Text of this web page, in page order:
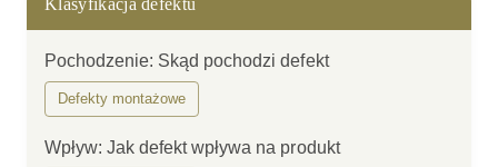
Klasyfikacja defektu
Pochodzenie: Skąd pochodzi defekt
Defekty montażowe
Wpływ:Jak defekt wpływa na produkt